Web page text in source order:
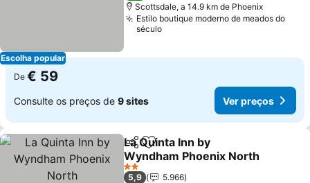
Escolha popular
Scottsdale, a 14.9 km de Phoenix
Estilo boutique moderno de meados do
século
De € 59
Consulte os preços de 9 sites Ver preços
PartilharAdicionar aos favoritos
La Quinta Inn by
Wyndham Phoenix North
2 Estrelas
5,9
5.966